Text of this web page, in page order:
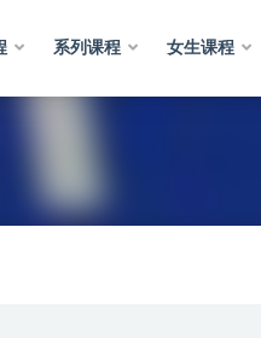
系列课程 女生课程